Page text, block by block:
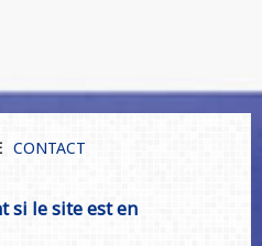
CONTACT
si le site est en